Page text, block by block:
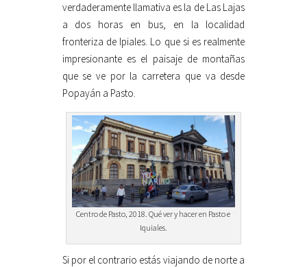
verdaderamente llamativa es la de Las Lajas
a dos horas en bus, en la localidad
fronteriza de Ipiales. Lo que si es realmente
impresionante es el paisaje de montañas
que se ve por la carretera que va desde
Popayán a Pasto.
Centro de Pasto, 2018. Qué ver y hacer en Pasto e
Iquiales.
Si por el contrario estás viajando de norte a